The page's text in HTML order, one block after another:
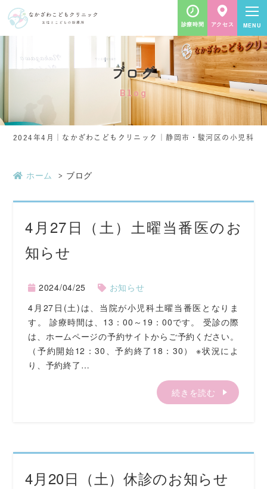
診療時間 アクセス
ブログ
Blog
2024年4月｜なかざわこどもクリニック｜静岡市・駿河区の小児科
ホーム ブログ
4月27日（土）土曜当番医のお
知らせ
2024/04/25
お知らせ
4月27日(土)は、当院が小児科土曜当番医となりま
す。 診療時間は、13：00～19：00です。 受診の際
は、ホームページの予約サイトからご予約ください。
（予約開始12：30、予約終了18：30） ※状況によ
り、予約終了…
続きを読む
4月20日（土）休診のお知らせ